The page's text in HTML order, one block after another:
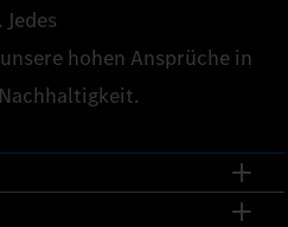
hohen Ansprüche in